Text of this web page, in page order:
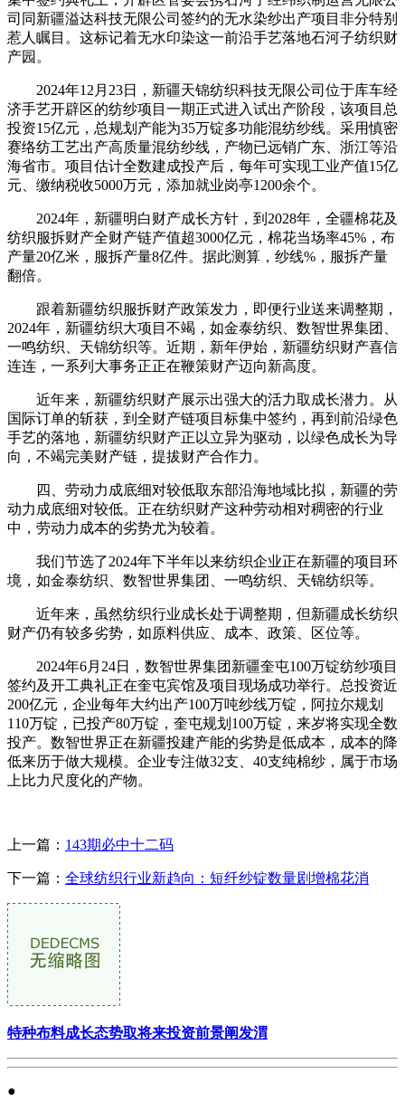
司同新疆溢达科技无限公司签约的无水染纱出产项目非分特别
惹人瞩目。这标记着无水印染这一前沿手艺落地石河子纺织财
产园。
2024年12月23日，新疆天锦纺织科技无限公司位于库车经
济手艺开辟区的纺纱项目一期正式进入试出产阶段，该项目总
投资15亿元，总规划产能为35万锭多功能混纺纱线。采用慎密
赛络纺工艺出产高质量混纺纱线，产物已远销广东、浙江等沿
海省市。项目估计全数建成投产后，每年可实现工业产值15亿
元、缴纳税收5000万元，添加就业岗亭1200余个。
2024年，新疆明白财产成长方针，到2028年，全疆棉花及
纺织服拆财产全财产链产值超3000亿元，棉花当场率45%，布
产量20亿米，服拆产量8亿件。据此测算，纱线%，服拆产量
翻倍。
跟着新疆纺织服拆财产政策发力，即便行业送来调整期，
2024年，新疆纺织大项目不竭，如金泰纺织、数智世界集团、
一鸣纺织、天锦纺织等。近期，新年伊始，新疆纺织财产喜信
连连，一系列大事务正正在鞭策财产迈向新高度。
近年来，新疆纺织财产展示出强大的活力取成长潜力。从
国际订单的斩获，到全财产链项目标集中签约，再到前沿绿色
手艺的落地，新疆纺织财产正以立异为驱动，以绿色成长为导
向，不竭完美财产链，提拔财产合作力。
四、劳动力成底细对较低取东部沿海地域比拟，新疆的劳
动力成底细对较低。正在纺织财产这种劳动相对稠密的行业
中，劳动力成本的劣势尤为较着。
我们节选了2024年下半年以来纺织企业正在新疆的项目环
境，如金泰纺织、数智世界集团、一鸣纺织、天锦纺织等。
近年来，虽然纺织行业成长处于调整期，但新疆成长纺织
财产仍有较多劣势，如原料供应、成本、政策、区位等。
2024年6月24日，数智世界集团新疆奎屯100万锭纺纱项目
签约及开工典礼正在奎屯宾馆及项目现场成功举行。总投资近
200亿元，企业每年大约出产100万吨纱线万锭，阿拉尔规划
110万锭，已投产80万锭，奎屯规划100万锭，来岁将实现全数
投产。数智世界正在新疆投建产能的劣势是低成本，成本的降
低来历于做大规模。企业专注做32支、40支纯棉纱，属于市场
上比力尺度化的产物。
上一篇： 143期必中十二码
下一篇： 全球纺织行业新趋向：短纤纱锭数量剧增棉花消
特种布料成长态势取将来投资前景阐发渭
●